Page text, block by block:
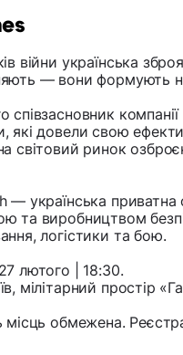
війни українська
— вони формують
співзасновник
які довели свою
світовий ринок
— українська
та виробництвом
логістики та бою.
лютого | 18:30.
мілітарний простір
місць обмежена.